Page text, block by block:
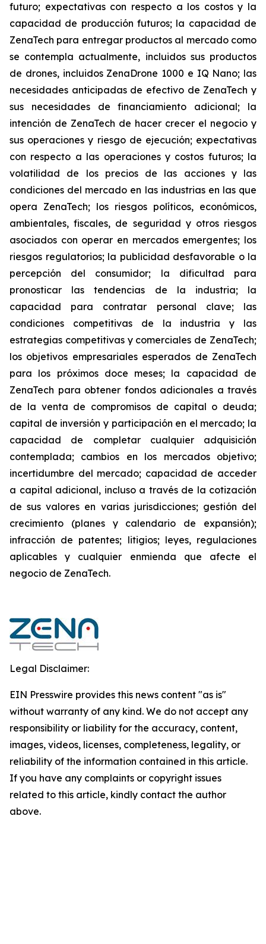
futuro; expectativas con respecto a los costos y la
capacidad de producción futuros; la capacidad de
ZenaTech para entregar productos al mercado como
se contempla actualmente, incluidos sus productos
de drones, incluidos ZenaDrone 1000 e IQ Nano; las
necesidades anticipadas de efectivo de ZenaTech y
sus necesidades de financiamiento adicional; la
intención de ZenaTech de hacer crecer el negocio y
sus operaciones y riesgo de ejecución; expectativas
con respecto a las operaciones y costos futuros; la
volatilidad de los precios de las acciones y las
condiciones del mercado en las industrias en las que
opera ZenaTech; los riesgos políticos, económicos,
ambientales, fiscales, de seguridad y otros riesgos
asociados con operar en mercados emergentes; los
riesgos regulatorios; la publicidad desfavorable o la
percepción del consumidor; la dificultad para
pronosticar las tendencias de la industria; la
capacidad para contratar personal clave; las
condiciones competitivas de la industria y las
estrategias competitivas y comerciales de ZenaTech;
los objetivos empresariales esperados de ZenaTech
para los próximos doce meses; la capacidad de
ZenaTech para obtener fondos adicionales a través
de la venta de compromisos de capital o deuda;
capital de inversión y participación en el mercado; la
capacidad de completar cualquier adquisición
contemplada; cambios en los mercados objetivo;
incertidumbre del mercado; capacidad de acceder
a capital adicional, incluso a través de la cotización
de sus valores en varias jurisdicciones; gestión del
crecimiento (planes y calendario de expansión);
infracción de patentes; litigios; leyes, regulaciones
aplicables y cualquier enmienda que afecte el
negocio de ZenaTech.
Legal Disclaimer:
EIN Presswire provides this news content "as is"
without warranty of any kind. We do not accept any
responsibility or liability for the accuracy, content,
images, videos, licenses, completeness, legality, or
reliability of the information contained in this article.
If you have any complaints or copyright issues
related to this article, kindly contact the author
above.